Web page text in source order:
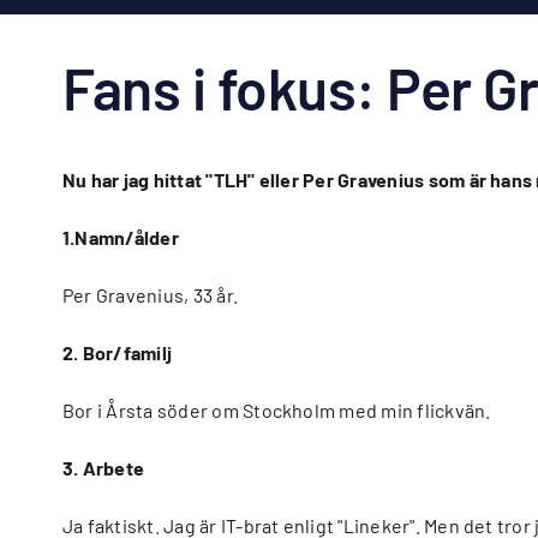
Fans i fokus: Per
Nu har jag hittat "TLH" eller Per Gravenius som är
1.Namn/ålder
Per Gravenius, 33 år.
2. Bor/familj
Bor i Årsta söder om Stockholm med min flickvän.
3. Arbete
Ja faktiskt. Jag är IT-brat enligt "Lineker". Men det tror